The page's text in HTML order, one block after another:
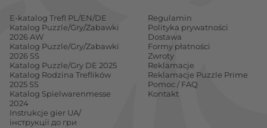
E-katalog Trefl PL/EN/DE
Katalog Puzzle/Gry/Zabawki
2026 AW
Katalog Puzzle/Gry/Zabawki
2026 SS
Katalog Puzzle/Gry DE 2025
Katalog Rodzina Treflików
2025 SS
Katalog Spielwarenmesse
2024
Instrukcje gier UA/
інструкції до гри
Regulamin
Polityka prywatności
Dostawa
Formy płatności
Zwroty
Reklamacje
Reklamacje Puzzle Prime
Pomoc / FAQ
Kontakt